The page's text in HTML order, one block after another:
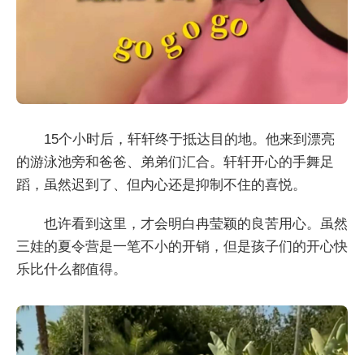
15个小时后，轩轩终于抵达目的地。他来到漂亮
的游泳池旁和爸爸、弟弟们汇合。轩轩开心的手舞足
蹈，虽然迟到了、但内心还是抑制不住的喜悦。
也许看到这里，才会明白冉莹颖的良苦用心。虽然
三娃的夏令营是一笔不小的开销，但是孩子们的开心快
乐比什么都值得。